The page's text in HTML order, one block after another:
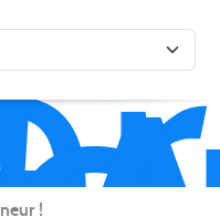
!